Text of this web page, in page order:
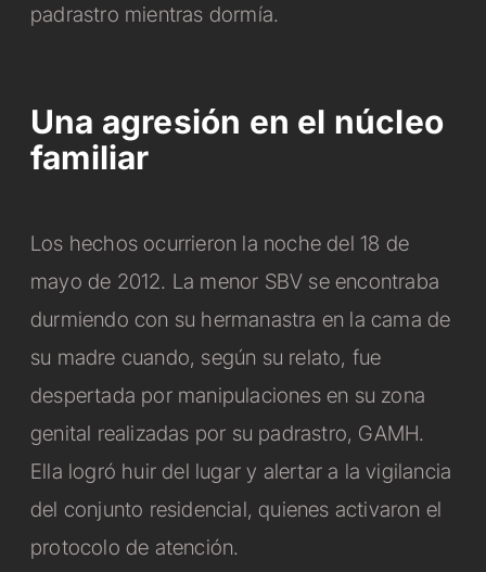
padrastro mientras dormía.
Una agresión en el núcleo
familiar
Los hechos ocurrieron la noche del 18 de
mayo de 2012. La menor SBV se encontraba
durmiendo con su hermanastra en la cama de
su madre cuando, según su relato, fue
despertada por manipulaciones en su zona
genital realizadas por su padrastro, GAMH.
Ella logró huir del lugar y alertar a la vigilancia
del conjunto residencial, quienes activaron el
protocolo de atención.